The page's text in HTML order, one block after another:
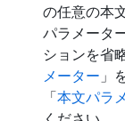
の任意の本
パラメータ
ションを省
メーター 」
「本文パラ